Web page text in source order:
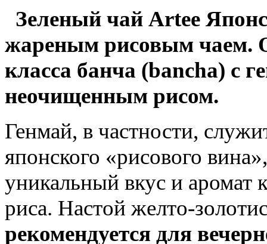
Зеленый чай Artee
жареным рисовым чаем.
класса банча (bancha) с
неочищенным рисом.
Генмай, в частности,
японского «рисового
уникальный вкус и аромат
риса. Настой желто-
рекомендуется для